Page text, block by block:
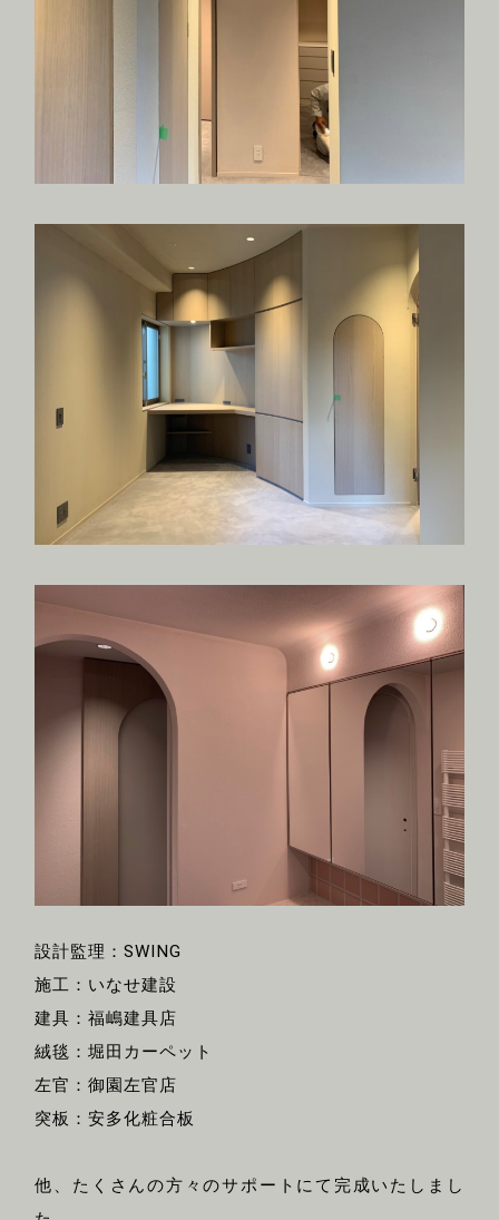
設計監理：SWING
施工：いなせ建設
建具：福嶋建具店
絨毯：堀田カーペット
左官：御園左官店
突板：安多化粧合板
他、たくさんの方々のサポートにて完成いたしまし